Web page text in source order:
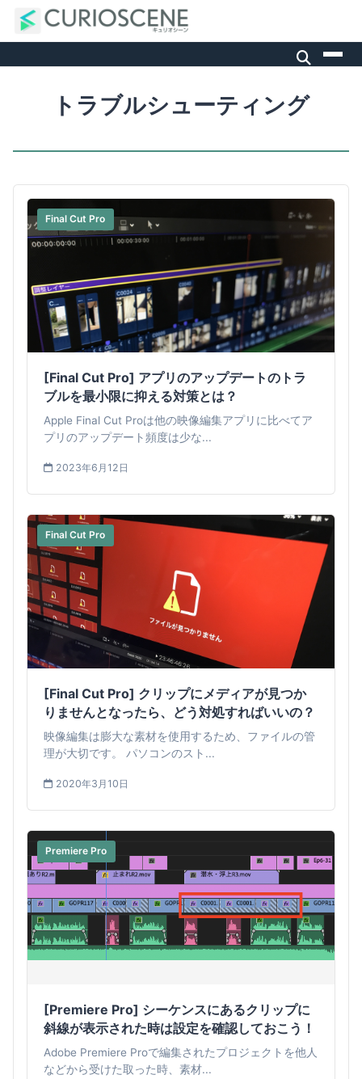
トラブルシューティング
Final Cut Pro
[Final Cut Pro] アプリのアップデートのトラ
ブルを最小限に抑える対策とは？
Apple Final Cut Proは他の映像編集アプリに比べてア
プリのアップデート頻度は少な...
2023年6月12日
Final Cut Pro
[Final Cut Pro] クリップにメディアが見つか
りませんとなったら、どう対処すればいいの？
映像編集は膨大な素材を使用するため、ファイルの管
理が大切です。 パソコンのスト...
2020年3月10日
Premiere Pro
[Premiere Pro] シーケンスにあるクリップに
斜線が表示された時は設定を確認しておこう！
Adobe Premiere Proで編集されたプロジェクトを他人
などから受けた取った時、素材...